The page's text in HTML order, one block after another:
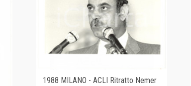
1988 MILANO - ACLI Ritratto Nemer